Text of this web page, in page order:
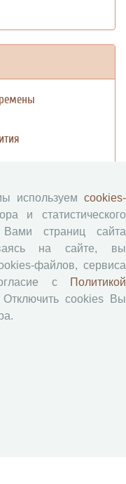
используем cookies-
и статистического
страниц сайта
на сайте, вы
файлов, сервиса
с
Политикой
cookies Вы
центр Российской